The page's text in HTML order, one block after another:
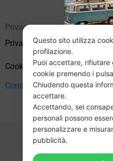
Privacy
Privacy Policy
Cookie Policy (UE)
Consenso
Questo sito utilizza
profilazione.
Puoi accettare, rifiutare
cookie premendo i
Chiudendo questa
accettare.
Accettando, sei
personali possono
personalizzare e
pubblicità.
Dal 29
pausa